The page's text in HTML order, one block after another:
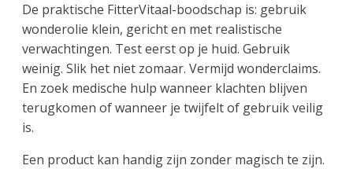
De praktische FitterVitaal-boodschap is: gebruik
wonderolie klein, gericht en met realistische
verwachtingen. Test eerst op je huid. Gebruik
weinig. Slik het niet zomaar. Vermijd wonderclaims.
En zoek medische hulp wanneer klachten blijven
terugkomen of wanneer je twijfelt of gebruik veilig
is.
Een product kan handig zijn zonder magisch te zijn.